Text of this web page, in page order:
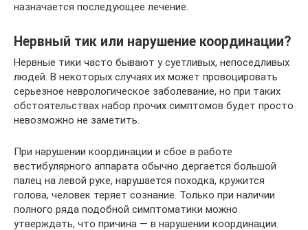
назначается последующее лечение.
Нервный тик или нарушение координации?
Нервные тики часто бывают у суетливых, непоседливых
людей. В некоторых случаях их может провоцировать
серьезное неврологическое заболевание, но при таких
обстоятельствах набор прочих симптомов будет просто
невозможно не заметить.
При нарушении координации и сбое в работе
вестибулярного аппарата обычно дергается большой
палец на левой руке, нарушается походка, кружится
голова, человек теряет сознание. Только при наличии
полного ряда подобной симптоматики можно
утверждать, что причина — в нарушении координации.